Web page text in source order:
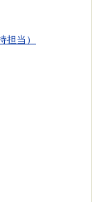
当）